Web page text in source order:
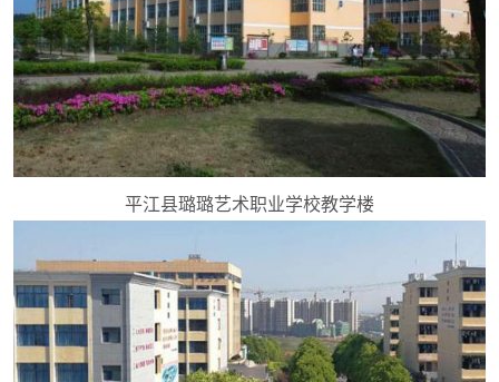
平江县璐璐艺术职业学校教学楼